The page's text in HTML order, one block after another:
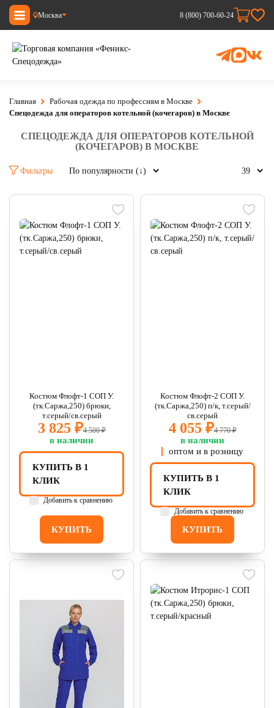
Москва 8 (800) 700-60-24
Главная
Рабочая одежда по профессиям в Москве
Спецодежда для операторов котельной (кочегаров) в Москве
СПЕЦОДЕЖДА ДЛЯ ОПЕРАТОРОВ КОТЕЛЬНОЙ
(КОЧЕГАРОВ) В МОСКВЕ
Фильтры
Костюм Флофт-1 СОП У.
(тк.Саржа,250) брюки,
т.серый/св.серый
3 825 ₽4 500 ₽
в наличии
КУПИТЬ
КУПИТЬ В 1
КЛИК
Добавить к сравнению
Костюм Флофт-2 СОП У.
(тк.Саржа,250) п/к, т.серый/
св.серый
4 055 ₽4 770 ₽
в наличии
оптом и в розницу
КУПИТЬ
КУПИТЬ В 1
КЛИК
Добавить к сравнению